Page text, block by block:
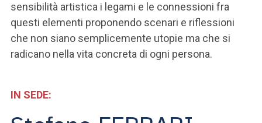
sensibilità artistica i legami e le connessioni fra
questi elementi proponendo scenari e riflessioni
che non siano semplicemente utopie ma che si
radicano nella vita concreta di ogni persona.
IN SEDE: